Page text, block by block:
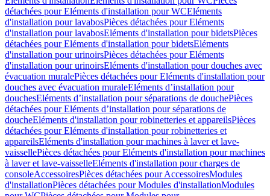
détachées pour Eléments d'installation pour WCEléments
d'installation pour lavabosPièces détachées pour Eléments
d'installation pour lavabosEléments d'installation pour bidetsPièces
détachées pour Eléments d'installation pour bidetsEléments
d'installation pour urinoirsPièces détachées pour Eléments
d'installation pour urinoirsEléments d'installation pour douches avec
évacuation muralePièces détachées pour Eléments d'installation pour
douches avec évacuation muraleEléments d’installation pour
douchesEléments d’installation pour séparations de douchePièces
détachées pour Eléments d’installation pour séparations de
doucheEléments d'installation pour robinetteries et appareilsPièces
détachées pour Eléments d'installation pour robinetteries et
appareilsEléments d'installation pour machines à laver et lave-
vaissellePièces détachées pour Eléments d'installation pour machines
à laver et lave-vaisselleEléments d'installation pour charges de
consoleAccessoiresPièces détachées pour AccessoiresModules
d'installationPièces détachées pour Modules d'installationModules